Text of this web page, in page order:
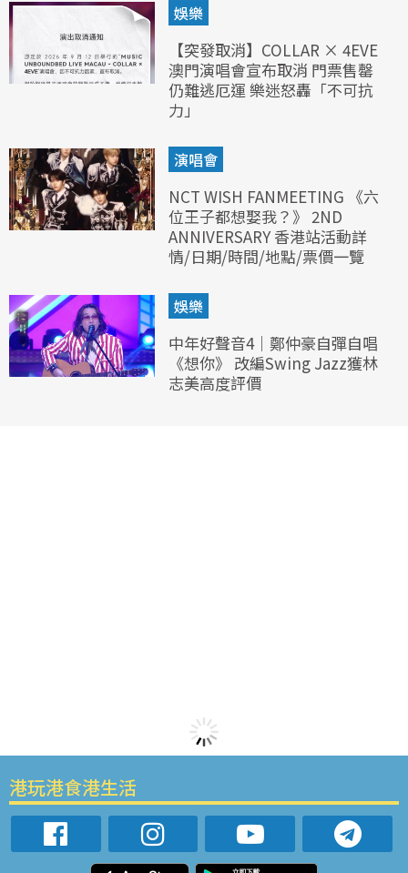
娛樂
【突發取消】COLLAR × 4EVE
澳門演唱會宣布取消 門票售罄
仍難逃厄運 樂迷怒轟「不可抗
力」
演唱會
NCT WISH FANMEETING 《六
位王子都想娶我？》 2ND
ANNIVERSARY 香港站活動詳
情/日期/時間/地點/票價一覽
娛樂
中年好聲音4｜鄭仲豪自彈自唱
《想你》 改編Swing Jazz獲林
志美高度評價
港玩港食港生活